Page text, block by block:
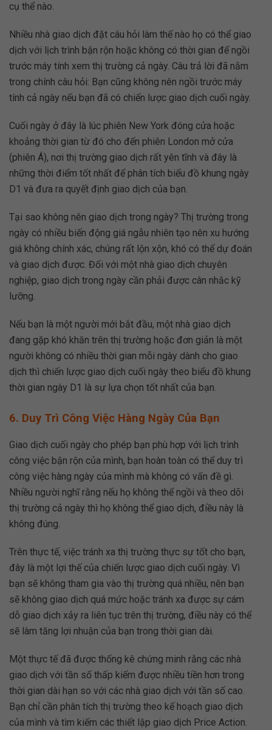
cụ thể nào.
Nhiều nhà giao dịch đặt câu hỏi làm thế nào họ có thể giao
dịch với lịch trình bận rộn hoặc không có thời gian để ngồi
trước máy tính xem thị trường cả ngày. Câu trả lời đã nằm
trong chính câu hỏi: Bạn cũng không nên ngồi trước máy
tính cả ngày nếu bạn đã có chiến lược giao dịch cuối ngày.
Cuối ngày ở đây là lúc phiên New York đóng cửa hoặc
khoảng thời gian từ đó cho đến phiên London mở cửa
(phiên Á), nơi thị trường giao dịch rất yên tĩnh và đây là
những thời điểm tốt nhất để phân tích biểu đồ khung ngày
D1 và đưa ra quyết định giao dịch của bạn.
Tại sao không nên giao dịch trong ngày? Thị trường trong
ngày có nhiều biến động giá ngẫu nhiên tạo nên xu hướng
giá không chính xác, chúng rất lộn xộn, khó có thể dự đoán
và giao dịch được. Đối với một nhà giao dịch chuyên
nghiệp, giao dịch trong ngày cần phải được cân nhắc kỹ
lưỡng.
Nếu bạn là một người mới bắt đầu, một nhà giao dịch
đang gặp khó khăn trên thị trường hoặc đơn giản là một
người không có nhiều thời gian mỗi ngày dành cho giao
dịch thì chiến lược giao dịch cuối ngày theo biểu đồ khung
thời gian ngày D1 là sự lựa chọn tốt nhất của bạn.
6. Duy Trì Công Việc Hàng Ngày Của Bạn
Giao dịch cuối ngày cho phép bạn phù hợp với lịch trình
công việc bận rộn của mình, bạn hoàn toàn có thể duy trì
công việc hàng ngày của mình mà không có vấn đề gì.
Nhiều người nghĩ rằng nếu họ không thể ngồi và theo dõi
thị trường cả ngày thì họ không thể giao dịch, điều này là
không đúng.
Trên thực tế, việc tránh xa thị trường thực sự tốt cho bạn,
đây là một lợi thế của chiến lược giao dịch cuối ngày. Vì
bạn sẽ không tham gia vào thị trường quá nhiều, nên bạn
sẽ không giao dịch quá mức hoặc tránh xa được sự cám
dỗ giao dịch xảy ra liên tục trên thị trường, điều này có thể
sẽ làm tăng lợi nhuận của bạn trong thời gian dài.
Một thực tế đã được thống kê chứng minh rằng các nhà
giao dịch với tần số thấp kiếm được nhiều tiền hơn trong
thời gian dài hạn so với các nhà giao dịch với tần số cao.
Bạn chỉ cần phân tích thị trường theo kế hoạch giao dịch
của mình và tìm kiếm các thiết lập giao dịch Price Action.